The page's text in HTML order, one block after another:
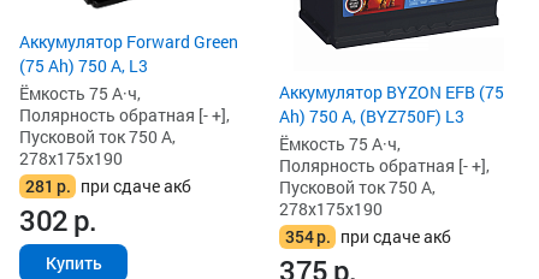
Аккумулятор Forward Green
(75 Ah) 750 А, L3
Ёмкость 75 А·ч,
Полярность обратная [- +],
Пусковой ток 750 А,
278x175x190
281 р. при сдаче акб
302р.
Купить
Аккумулятор BYZON EFB (75
Ah) 750 А, (BYZ750F) L3
Ёмкость 75 А·ч,
Полярность обратная [- +],
Пусковой ток 750 А,
278x175x190
354р. при сдаче акб
375р.